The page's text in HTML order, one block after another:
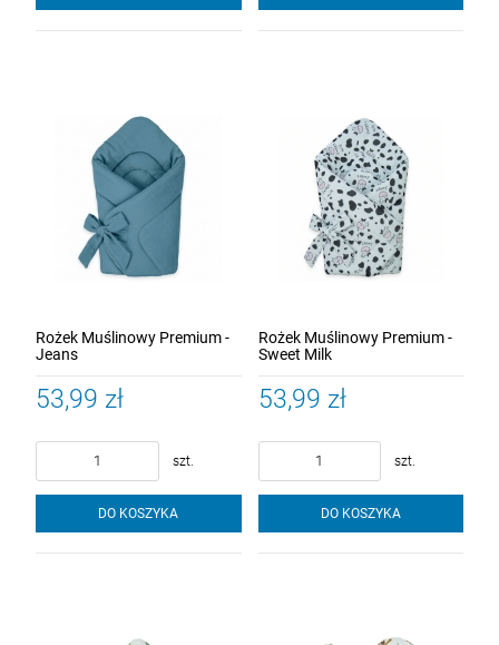
Rożek Muślinowy Premium -
Jeans
53,99 zł
szt.
DO KOSZYKA
Rożek Muślinowy Premium -
Sweet Milk
53,99 zł
szt.
DO KOSZYKA